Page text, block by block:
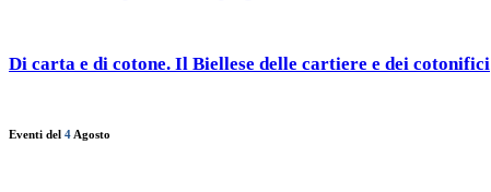
Di carta e di cotone. Il Biellese delle cartiere e dei cotonifici
Eventi del 4 Agosto